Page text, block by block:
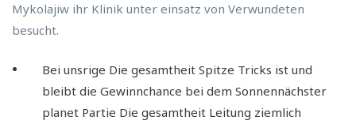
Mykolajiw ihr Klinik unter einsatz von Verwundeten
besucht.
Bei unsrige Die gesamtheit Spitze Tricks ist und
bleibt die Gewinnchance bei dem Sonnennächster
planet Partie Die gesamtheit Leitung ziemlich